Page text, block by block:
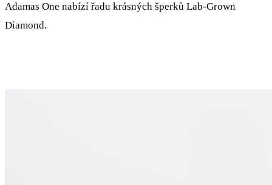
Adamas One nabízí řadu krásných šperků Lab-Grown
Diamond.